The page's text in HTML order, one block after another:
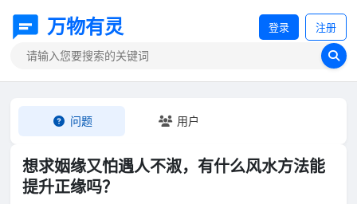
万物有灵 登录 注册
问题 用户
想求姻缘又怕遇人不淑，有什么风水方法能
提升正缘吗？